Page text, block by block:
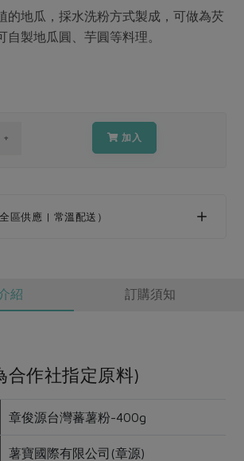
回家！
地區活動
的地瓜，採水洗粉方式製成，可做為芡
自製地瓜圓、芋圓等料理。
加入
全區供應 | 常溫配送）
紹 訂購須知
合作社指定原料)
章俊源台灣蕃薯粉-400g
薯寶國際有限公司(章源)